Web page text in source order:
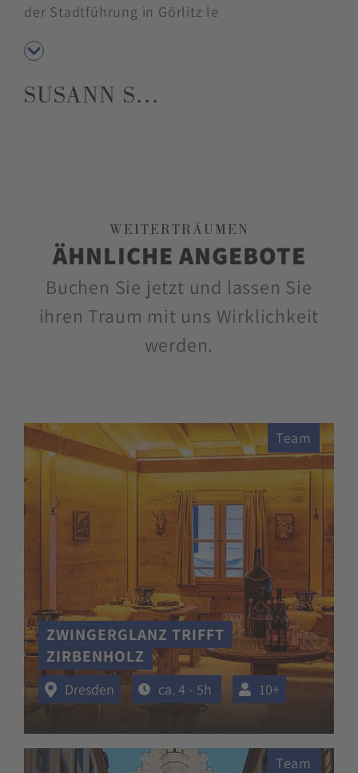
der Stadtführung in Görlitz le
SUSANN S…
WEITERTRÄUMEN
ÄHNLICHE ANGEBOTE
Buchen Sie jetzt und lassen Sie
ihren Traum mit uns Wirklichkeit
werden.
Team
ZWINGERGLANZ TRIFFT
ZIRBENHOLZ
Dresden ca. 4 - 5h 10+
Team